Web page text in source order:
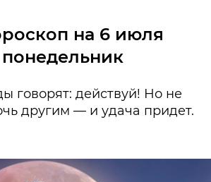
на 6 июля
понедельник
говорят: действуй! Но не
другим — и удача придет.